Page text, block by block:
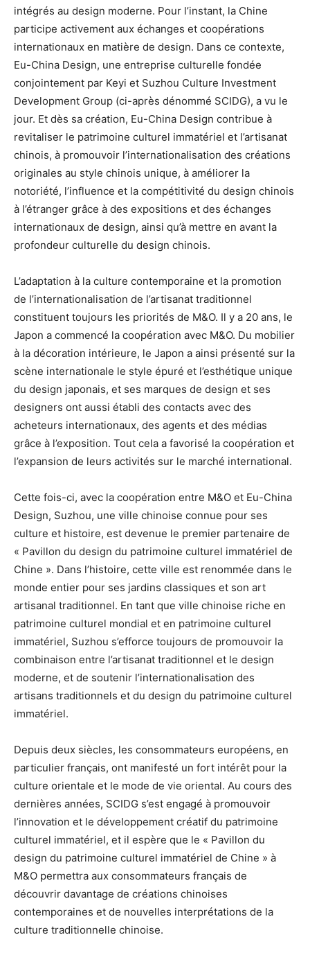
intégrés au design moderne. Pour l’instant, la Chine
participe activement aux échanges et coopérations
internationaux en matière de design. Dans ce contexte,
Eu-China Design, une entreprise culturelle fondée
conjointement par Keyi et Suzhou Culture Investment
Development Group (ci-après dénommé SCIDG), a vu le
jour. Et dès sa création, Eu-China Design contribue à
revitaliser le patrimoine culturel immatériel et l’artisanat
chinois, à promouvoir l’internationalisation des créations
originales au style chinois unique, à améliorer la
notoriété, l’influence et la compétitivité du design chinois
à l’étranger grâce à des expositions et des échanges
internationaux de design, ainsi qu’à mettre en avant la
profondeur culturelle du design chinois.
L’adaptation à la culture contemporaine et la promotion
de l’internationalisation de l’artisanat traditionnel
constituent toujours les priorités de M&O. Il y a 20 ans, le
Japon a commencé la coopération avec M&O. Du mobilier
à la décoration intérieure, le Japon a ainsi présenté sur la
scène internationale le style épuré et l’esthétique unique
du design japonais, et ses marques de design et ses
designers ont aussi établi des contacts avec des
acheteurs internationaux, des agents et des médias
grâce à l’exposition. Tout cela a favorisé la coopération et
l’expansion de leurs activités sur le marché international.
Cette fois-ci, avec la coopération entre M&O et Eu-China
Design, Suzhou, une ville chinoise connue pour ses
culture et histoire, est devenue le premier partenaire de
« Pavillon du design du patrimoine culturel immatériel de
Chine ». Dans l’histoire, cette ville est renommée dans le
monde entier pour ses jardins classiques et son art
artisanal traditionnel. En tant que ville chinoise riche en
patrimoine culturel mondial et en patrimoine culturel
immatériel, Suzhou s’efforce toujours de promouvoir la
combinaison entre l’artisanat traditionnel et le design
moderne, et de soutenir l’internationalisation des
artisans traditionnels et du design du patrimoine culturel
immatériel.
Depuis deux siècles, les consommateurs européens, en
particulier français, ont manifesté un fort intérêt pour la
culture orientale et le mode de vie oriental. Au cours des
dernières années, SCIDG s’est engagé à promouvoir
l’innovation et le développement créatif du patrimoine
culturel immatériel, et il espère que le « Pavillon du
design du patrimoine culturel immatériel de Chine » à
M&O permettra aux consommateurs français de
découvrir davantage de créations chinoises
contemporaines et de nouvelles interprétations de la
culture traditionnelle chinoise.